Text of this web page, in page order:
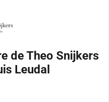
de Theo Snijkers
Leudal